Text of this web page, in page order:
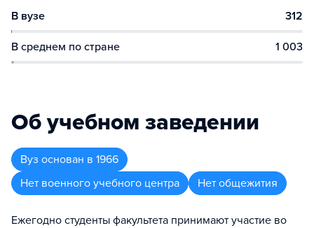
В вузе 312
В среднем по стране 1 003
Об учебном заведении
Вуз основан в 1966
Нет военного учебного центра
Нет общежития
Ежегодно студенты факультета принимают участие во